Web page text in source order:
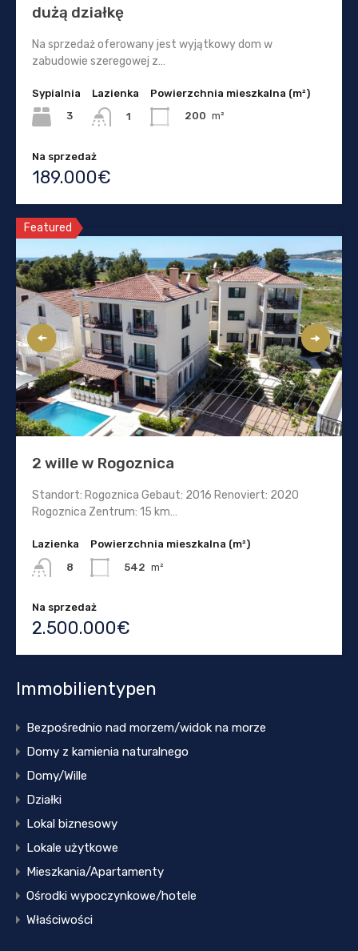
dużą działkę
Na sprzedaż oferowany jest wyjątkowy dom w
zabudowie szeregowej z…
Sypialnia
3
Lazienka
1
Powierzchnia mieszkalna (m²)
200 m²
Na sprzedaż
189.000€
Featured
2 wille w Rogoznica
Standort: Rogoznica Gebaut: 2016 Renoviert: 2020
Rogoznica Zentrum: 15 km…
Lazienka
8
Powierzchnia mieszkalna (m²)
542 m²
Na sprzedaż
2.500.000€
Immobilientypen
Bezpośrednio nad morzem/widok na morze
Domy z kamienia naturalnego
Domy/Wille
Działki
Lokal biznesowy
Lokale użytkowe
Mieszkania/Apartamenty
Ośrodki wypoczynkowe/hotele
Właściwości